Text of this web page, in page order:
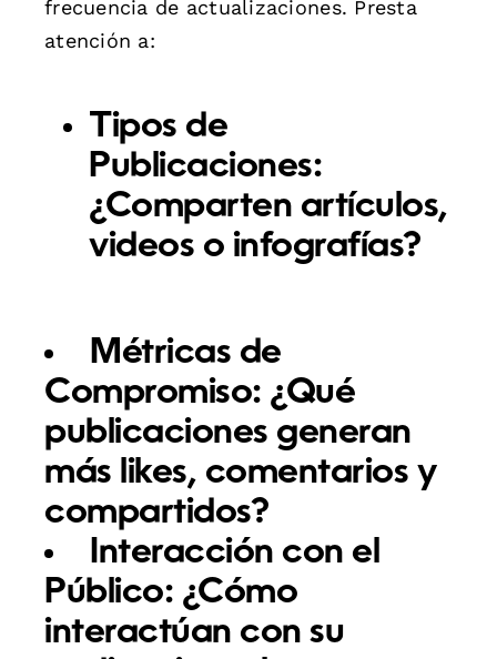
frecuencia de actualizaciones. Presta
atención a:
Tipos de
Publicaciones:
¿Comparten artículos,
videos o infografías?
Métricas de
Compromiso: ¿Qué
publicaciones generan
más likes, comentarios y
compartidos?
Interacción con el
Público: ¿Cómo
interactúan con su